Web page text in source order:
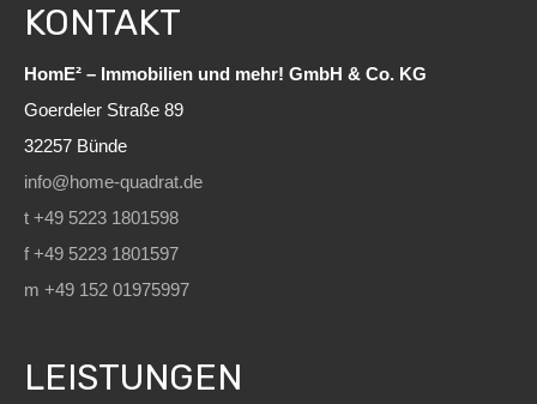
KONTAKT
HomE² – Immobilien und mehr! GmbH & Co. KG
Goerdeler Straße 89
32257 Bünde
info@home-quadrat.de
t +49 5223 1801598
f +49 5223 1801597
m +49 152 01975997
LEISTUNGEN